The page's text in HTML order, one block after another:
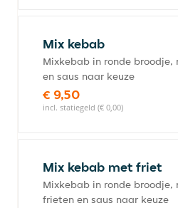
Mix kebab
Mixkebab in ronde broodje,
en saus naar keuze
€ 9,50
incl. statiegeld (€ 0,00)
Mix kebab met friet
Mixkebab in ronde broodje,
frieten en saus naar keuze